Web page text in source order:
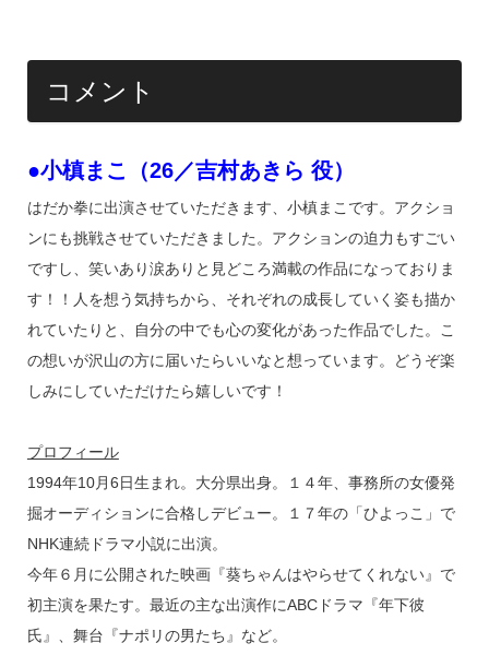
コメント
●小槙まこ（26／吉村あきら 役）
はだか拳に出演させていただきます、小槙まこです。アクショ
ンにも挑戦させていただきました。アクションの迫力もすごい
ですし、笑いあり涙ありと見どころ満載の作品になっておりま
す！！人を想う気持ちから、それぞれの成長していく姿も描か
れていたりと、自分の中でも心の変化があった作品でした。こ
の想いが沢山の方に届いたらいいなと想っています。どうぞ楽
しみにしていただけたら嬉しいです！
プロフィール
1994年10月6日生まれ。大分県出身。１４年、事務所の女優発
掘オーディションに合格しデビュー。１７年の「ひよっこ」で
NHK連続ドラマ小説に出演。
今年６月に公開された映画『葵ちゃんはやらせてくれない』で
初主演を果たす。最近の主な出演作にABCドラマ『年下彼
氏』、舞台『ナポリの男たち』など。